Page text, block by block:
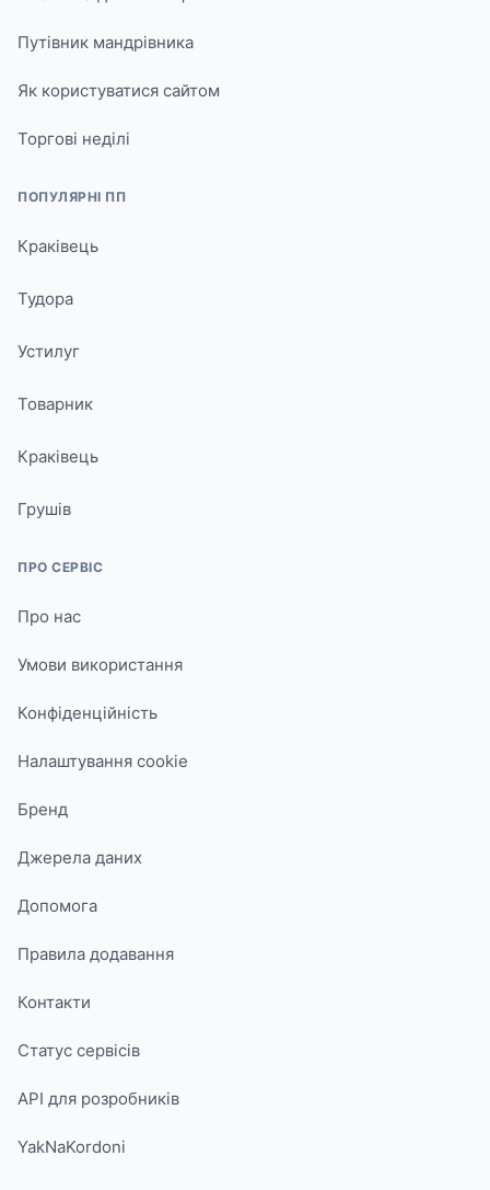
Путівник мандрівника
Як користуватися сайтом
Торгові неділі
ПОПУЛЯРНІ ПП
Краківець
Тудора
Устилуг
Товарник
Краківець
Грушів
ПРО СЕРВІС
Про нас
Умови використання
Конфіденційність
Налаштування cookie
Бренд
Джерела даних
Допомога
Правила додавання
Контакти
Статус сервісів
API для розробників
YakNaKordoni